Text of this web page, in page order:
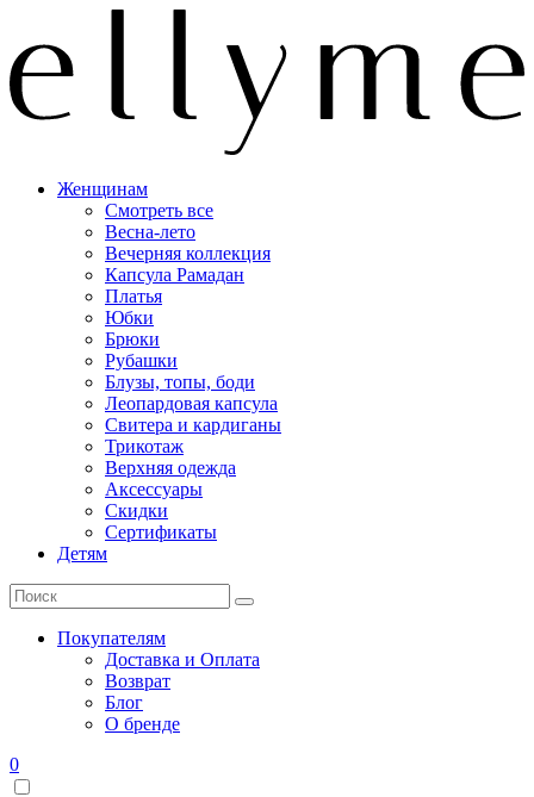
Женщинам
Смотреть все
Весна-лето
Вечерняя коллекция
Капсула Рамадан
Платья
Юбки
Брюки
Рубашки
Блузы, топы, боди
Леопардовая капсула
Свитера и кардиганы
Трикотаж
Верхняя одежда
Аксессуары
Скидки
Сертификаты
Детям
Покупателям
Доставка и Оплата
Возврат
Блог
О бренде
0